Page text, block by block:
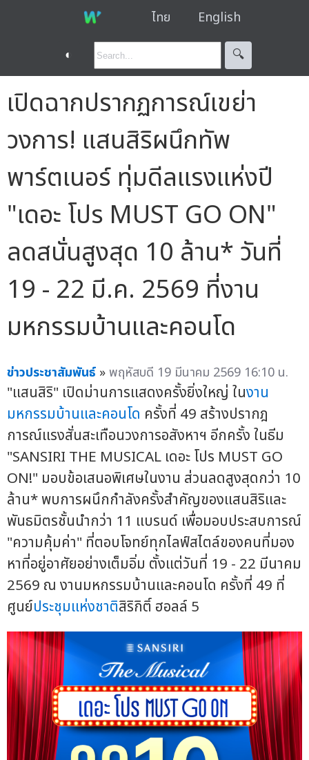
ไทย English
◐ 🔍︎
เปิดฉากปรากฏการณ์เขย่า
วงการ! แสนสิริผนึกทัพ
พาร์ตเนอร์ ทุ่มดีลแรงแห่งปี
"เดอะ โปร MUST GO ON"
ลดสนั่นสูงสุด 10 ล้าน* วันที่
19 - 22 มี.ค. 2569 ที่งาน
มหกรรมบ้านและคอนโด
ข่าวประชาสัมพันธ์ »พฤหัสบดี 19 มีนาคม 2569 16:10 น.
"แสนสิริ" เปิดม่านการแสดงครั้งยิ่งใหญ่ ในงาน
มหกรรมบ้านและคอนโด ครั้งที่ 49 สร้างปรากฎ
การณ์แรงสั่นสะเทือนวงการอสังหาฯ อีกครั้ง ในธีม
"SANSIRI THE MUSICAL เดอะ โปร MUST GO
ON!" มอบข้อเสนอพิเศษในงาน ส่วนลดสูงสุดกว่า 10
ล้าน* พบการผนึกกำลังครั้งสำคัญของแสนสิริและ
พันธมิตรชั้นนำกว่า 11 แบรนด์ เพื่อมอบประสบการณ์
"ความคุ้มค่า" ที่ตอบโจทย์ทุกไลฟ์สไตล์ของคนที่มอง
หาที่อยู่อาศัยอย่างเต็มอิ่ม ตั้งแต่วันที่ 19 - 22 มีนาคม
2569 ณ งานมหกรรมบ้านและคอนโด ครั้งที่ 49 ที่
ศูนย์ประชุมแห่งชาติสิริกิติ์ ฮอลล์ 5